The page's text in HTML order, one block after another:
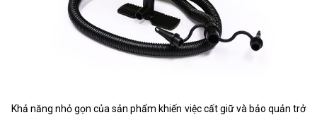
Khả năng nhỏ gọn của sản phẩm khiến việc cất giữ và bảo quản trở